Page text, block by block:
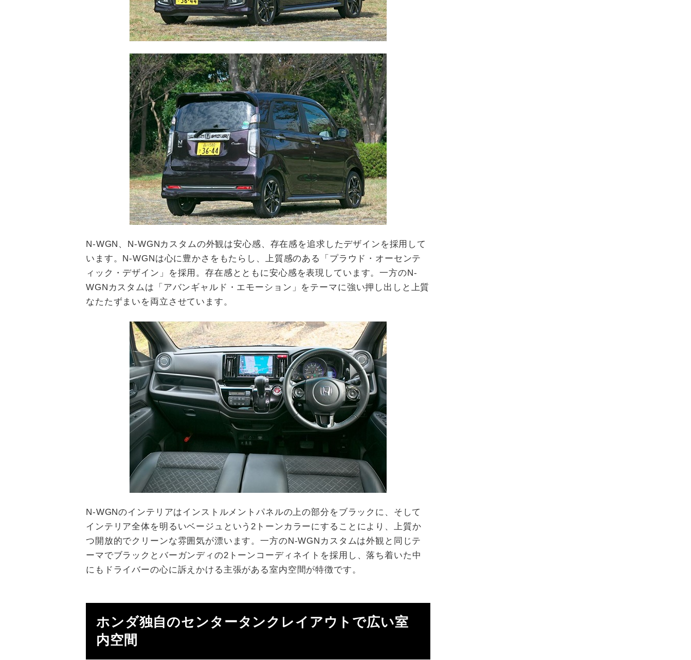
N-WGN、N-WGNカスタムの外観は安心感、存在感を追求したデザインを採用して
います。N-WGNは心に豊かさをもたらし、上質感のある「プラウド・オーセンテ
ィック・デザイン」を採用。存在感とともに安心感を表現しています。一方のN-
WGNカスタムは「アバンギャルド・エモーション」をテーマに強い押し出しと上質
なたたずまいを両立させています。
N-WGNのインテリアはインストルメントパネルの上の部分をブラックに、そして
インテリア全体を明るいベージュという2トーンカラーにすることにより、上質か
つ開放的でクリーンな雰囲気が漂います。一方のN-WGNカスタムは外観と同じテ
ーマでブラックとバーガンディの2トーンコーディネイトを採用し、落ち着いた中
にもドライバーの心に訴えかける主張がある室内空間が特徴です。
ホンダ独自のセンタータンクレイアウトで広い室
内空間